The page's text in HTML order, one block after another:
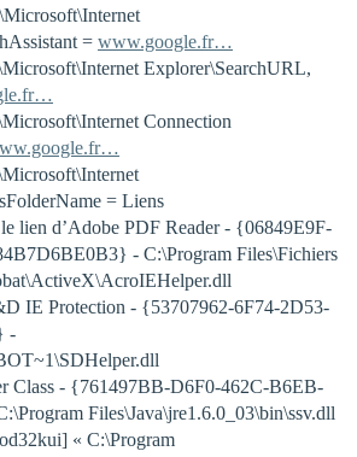
= www.google.fr…
Explorer\SearchURL,
Connection
= Liens
lien d’Adobe PDF Reader - {06849E9F-
- C:\Program Files\Fichiers
IE Protection - {53707962-6F74-2D53-
-
Class - {761497BB-D6F0-462C-B6EB-
Files\Java\jre1.6.0_03\bin\ssv.dll
« C:\Program